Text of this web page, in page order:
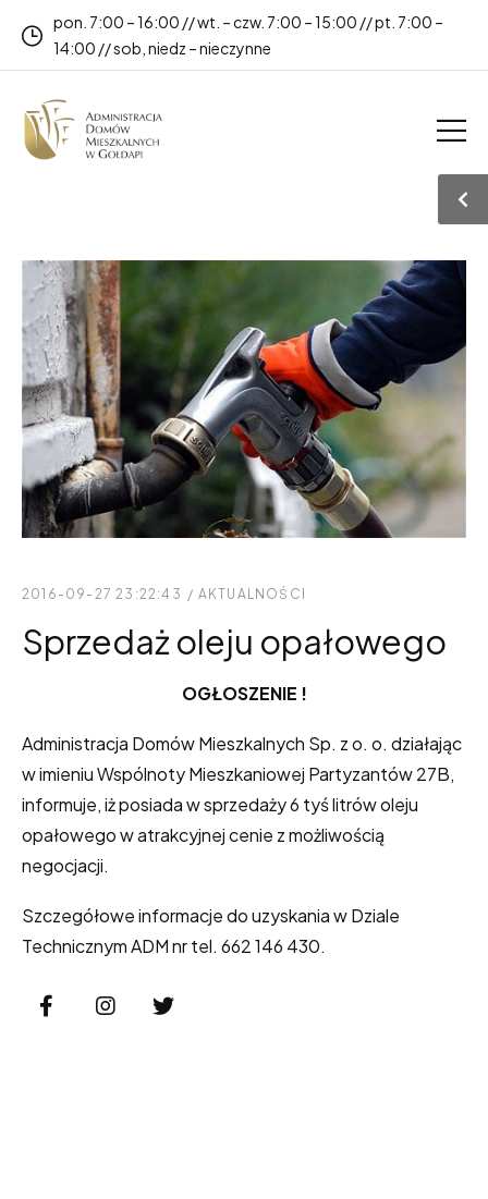
pon. 7:00 – 16:00 // wt. – czw. 7:00 – 15:00 // pt. 7:00 –
14:00 // sob, niedz – nieczynne
2016-09-27 23:22:43 / AKTUALNOŚCI
Sprzedaż oleju opałowego
OGŁOSZENIE !
Administracja Domów Mieszkalnych Sp. z o. o. działając
w imieniu Wspólnoty Mieszkaniowej Partyzantów 27B,
informuje, iż posiada w sprzedaży 6 tyś litrów oleju
opałowego w atrakcyjnej cenie z możliwością
negocjacji.
Szczegółowe informacje do uzyskania w Dziale
Technicznym ADM nr tel. 662 146 430.